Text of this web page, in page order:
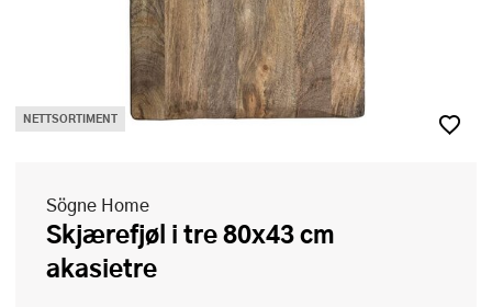
NETTSORTIMENT
Sögne Home
Skjærefjøl i tre 80x43 cm
akasietre